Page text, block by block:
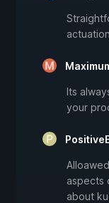
Its
your
aspects
about